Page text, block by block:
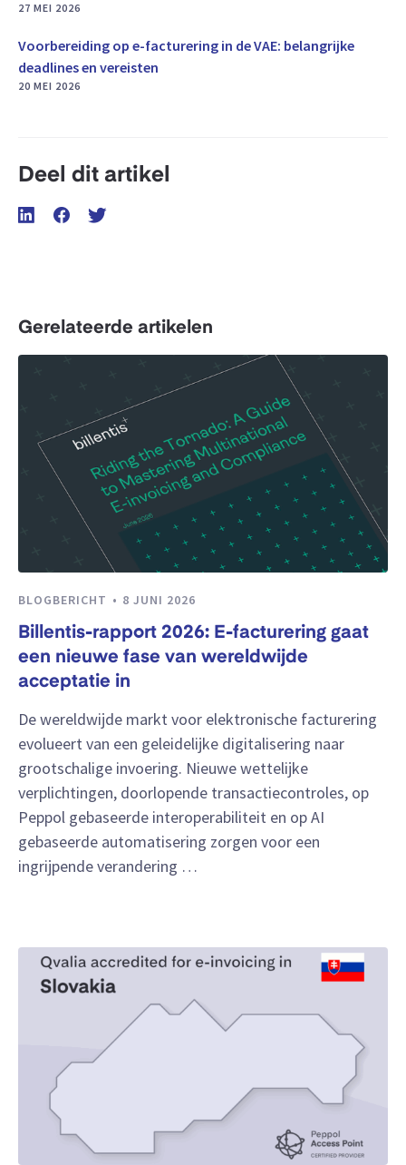
27 MEI 2026
Voorbereiding op e-facturering in de VAE: belangrijke
deadlines en vereisten
20 MEI 2026
Deel dit artikel
Gerelateerde artikelen
BLOGBERICHT 8 JUNI 2026
Billentis-rapport 2026: E-facturering gaat
een nieuwe fase van wereldwijde
acceptatie in
De wereldwijde markt voor elektronische facturering
evolueert van een geleidelijke digitalisering naar
grootschalige invoering. Nieuwe wettelijke
verplichtingen, doorlopende transactiecontroles, op
Peppol gebaseerde interoperabiliteit en op AI
gebaseerde automatisering zorgen voor een
ingrijpende verandering …